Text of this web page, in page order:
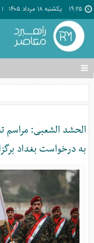
۱۹:۲۵ يکشنبه ۱۸ مرداد ۱۴۰۵
تغییر
وضعیت
منوی
ها
الحشد الشعبی: مراسم
به درخواست بغداد